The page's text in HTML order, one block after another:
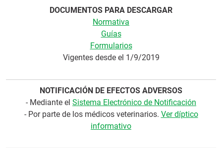
DOCUMENTOS PARA DESCARGAR
Normativa
Guías
Formularios
Vigentes desde el 1/9/2019
NOTIFICACIÓN DE EFECTOS ADVERSOS
- Mediante el Sistema Electrónico de Notificación
- Por parte de los médicos veterinarios. Ver díptico
informativo